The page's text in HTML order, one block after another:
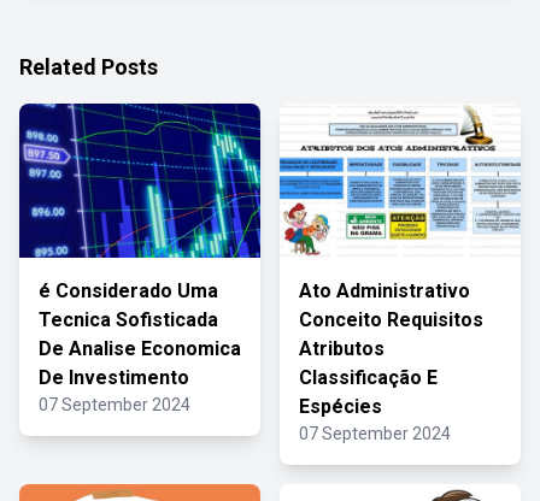
Related Posts
é Considerado Uma
Tecnica Sofisticada
De Analise Economica
De Investimento
07 September 2024
Ato Administrativo
Conceito Requisitos
Atributos
Classificação E
Espécies
07 September 2024